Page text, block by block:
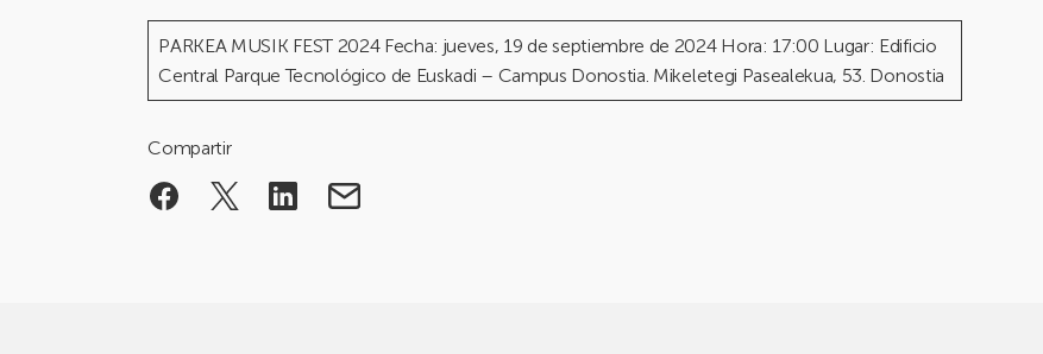
PARKEA MUSIK FEST 2024 Fecha: jueves, 19 de septiembre de 2024 Hora: 17:00 Lugar: Edificio
Central Parque Tecnológico de Euskadi – Campus Donostia. Mikeletegi Pasealekua, 53. Donostia
Compartir